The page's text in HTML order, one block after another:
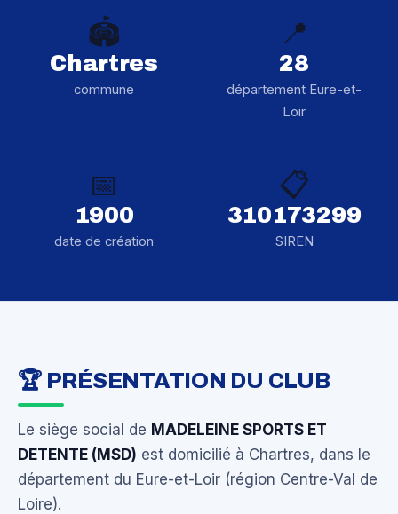
🏟️
Chartres
commune
📍
28
département Eure-et-
Loir
📅
1900
date de création
📋
310173299
SIREN
🏆 PRÉSENTATION DU CLUB
Le siège social de MADELEINE SPORTS ET
DETENTE (MSD) est domicilié à Chartres, dans le
département du Eure-et-Loir (région Centre-Val de
Loire).